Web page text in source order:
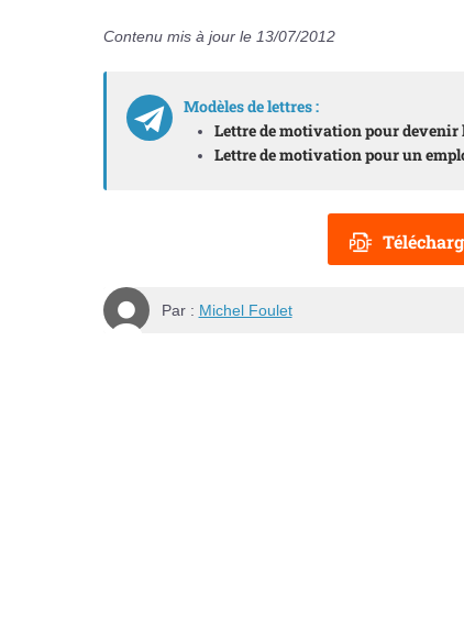
Contenu mis à jour le 13/07/2012
Modèles de lettres :
Lettre de motivation pour devenir
Lettre de motivation pour un
Par : Michel Foulet